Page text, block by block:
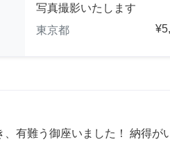
写真撮影いたします
東京都
有難う御座いました！ 納得が